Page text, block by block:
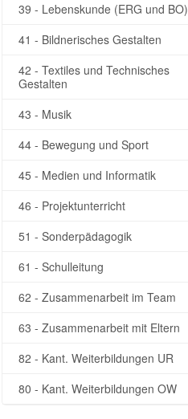
39 - Lebenskunde (ERG und BO)
41 - Bildnerisches Gestalten
42 - Textiles und Technisches
Gestalten
43 - Musik
44 - Bewegung und Sport
45 - Medien und Informatik
46 - Projektunterricht
51 - Sonderpädagogik
61 - Schulleitung
62 - Zusammenarbeit im Team
63 - Zusammenarbeit mit Eltern
82 - Kant. Weiterbildungen UR
80 - Kant. Weiterbildungen OW